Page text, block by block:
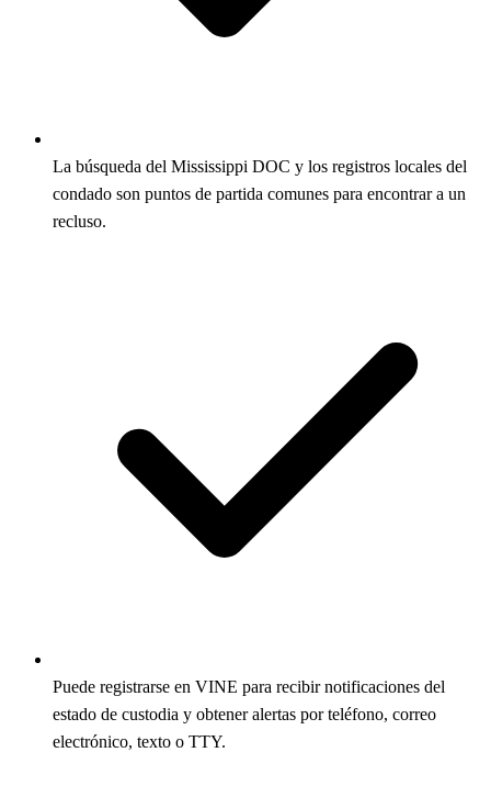
La búsqueda del Mississippi DOC y los registros locales del
condado son puntos de partida comunes para encontrar a un
recluso.
Puede registrarse en VINE para recibir notificaciones del
estado de custodia y obtener alertas por teléfono, correo
electrónico, texto o TTY.